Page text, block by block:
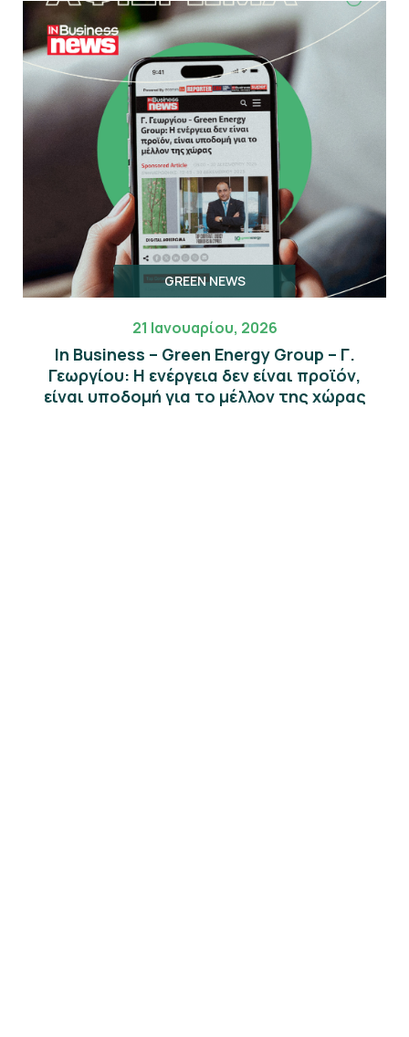
GREEN NEWS
21 Ιανουαρίου, 2026
In Business – Green Energy Group – Γ.
Γεωργίου: Η ενέργεια δεν είναι προϊόν,
είναι υποδομή για το μέλλον της χώρας